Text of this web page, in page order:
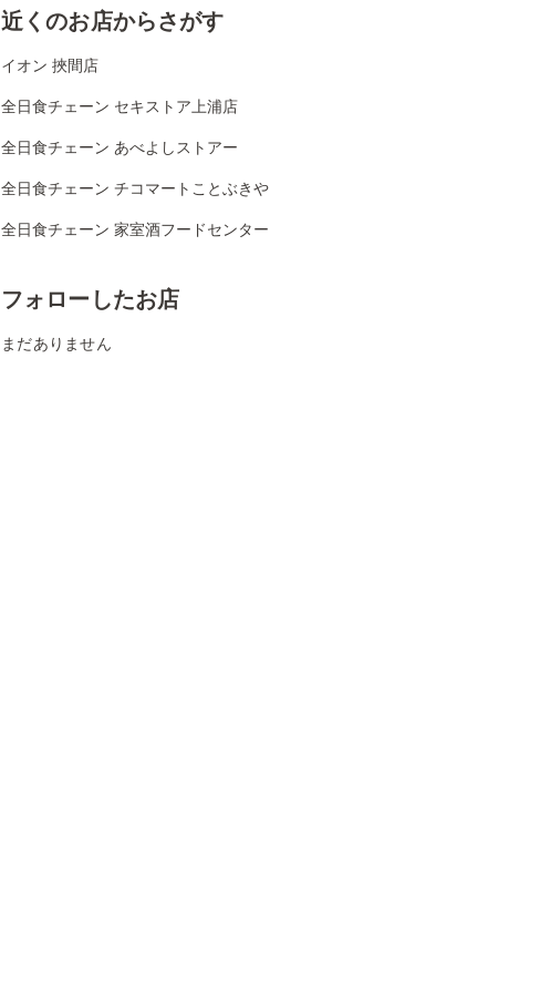
近くのお店からさがす
イオン 挾間店
全日食チェーン セキストア上浦店
全日食チェーン あべよしストアー
全日食チェーン チコマートことぶきや
全日食チェーン 家室酒フードセンター
フォローしたお店
まだありません